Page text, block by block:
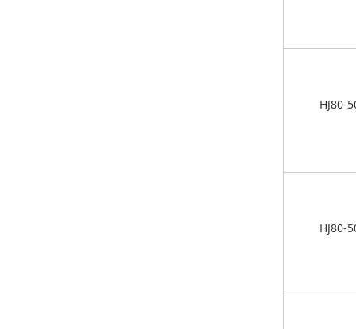
HJ80-
HJ80-